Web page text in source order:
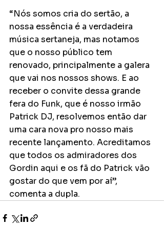
“Nós somos cria do sertão, a
nossa essência é a verdadeira
música sertaneja, mas notamos
que o nosso público tem
renovado, principalmente a galera
que vai nos nossos shows. E ao
receber o convite dessa grande
fera do Funk, que é nosso irmão
Patrick DJ, resolvemos então dar
uma cara nova pro nosso mais
recente lançamento. Acreditamos
que todos os admiradores dos
Gordin aqui e os fã do Patrick vão
gostar do que vem por aí”,
comenta a dupla.